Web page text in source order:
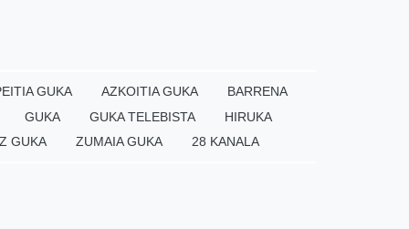
GUKA AZKOITIA GUKA
BARRENA
GUKA
GUKA TELEBISTA
HIRUKA
GUKA
ZUMAIA GUKA 28 KANALA